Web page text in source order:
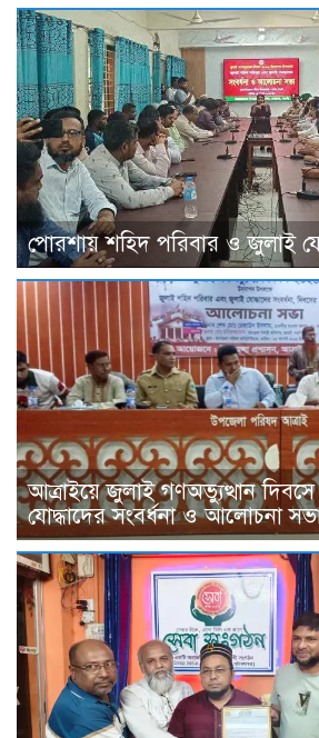
পোরশায় শহিদ পরিবার ও জুলাই
আত্রাইয়ে জুলাই গণঅভ্যুত্থান
যোদ্ধাদের সংবর্ধনা ও আলোচনা